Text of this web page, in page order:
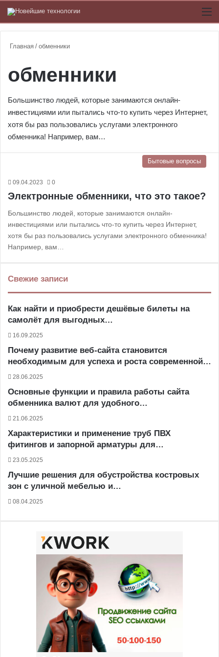
Главная / обменники
обменники
Большинство людей, которые занимаются онлайн-
инвестициями или пытались что-то купить через Интернет,
хотя бы раз пользовались услугами электронного
обменника! Например, вам…
Бытовые вопросы
09.04.2023 0
Электронные обменники, что это такое?
Большинство людей, которые занимаются онлайн-
инвестициями или пытались что-то купить через Интернет,
хотя бы раз пользовались услугами электронного обменника!
Например, вам…
Свежие записи
Как найти и приобрести дешёвые билеты на
самолёт для выгодных…
16.09.2025
Почему развитие веб-сайта становится
необходимым для успеха и роста современной…
28.06.2025
Основные функции и правила работы сайта
обменника валют для удобного…
21.06.2025
Характеристики и применение труб ПВХ
фитингов и запорной арматуры для…
23.05.2025
Лучшие решения для обустройства костровых
зон с уличной мебелью и…
08.04.2025